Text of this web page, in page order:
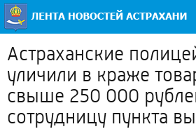
Астраханские
уличили в краже
свыше 250 000
сотрудницу пункта